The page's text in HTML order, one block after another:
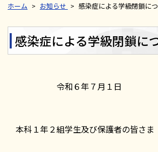
ホーム お知らせ 感染症による学級閉鎖に
感染症による学級閉鎖に
令和６年７月１日
本科１年２組学生及び保護者の皆さま